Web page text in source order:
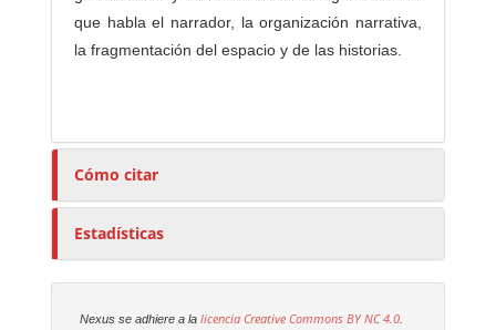
que habla el narrador, la organización narrativa,
la fragmentación del espacio y de las historias.
Cómo citar
Estadísticas
Nexus se adhiere a lalicencia Creative CommonsBY NC 4.0.